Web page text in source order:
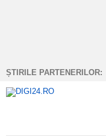
ȘTIRILE PARTENERILOR: